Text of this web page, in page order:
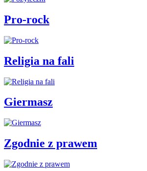
Pro-rock
Religia na fali
Giermasz
Zgodnie z prawem